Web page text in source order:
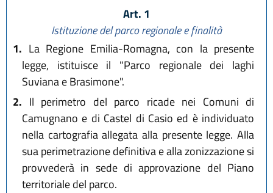
Art. 1
Istituzione del parco regionale e finalità
1. La Regione Emilia-Romagna, con la presente
legge, istituisce il "Parco regionale dei laghi
Suviana e Brasimone".
2. Il perimetro del parco ricade nei Comuni di
Camugnano e di Castel di Casio ed è individuato
nella cartografia allegata alla presente legge. Alla
sua perimetrazione definitiva e alla zonizzazione si
provvederà in sede di approvazione del Piano
territoriale del parco.